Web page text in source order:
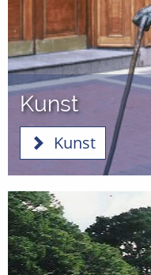
Kunst
Kunst